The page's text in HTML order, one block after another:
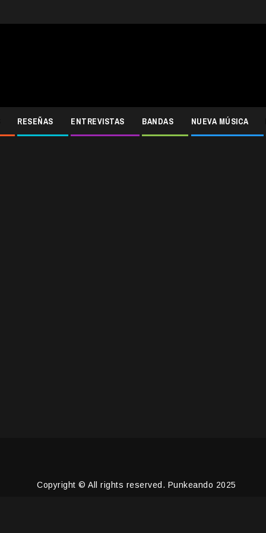
RESEÑAS ENTREVISTAS BANDAS NUEVA MÚSICA
Copyright © All rights reserved. Punkeando 2025